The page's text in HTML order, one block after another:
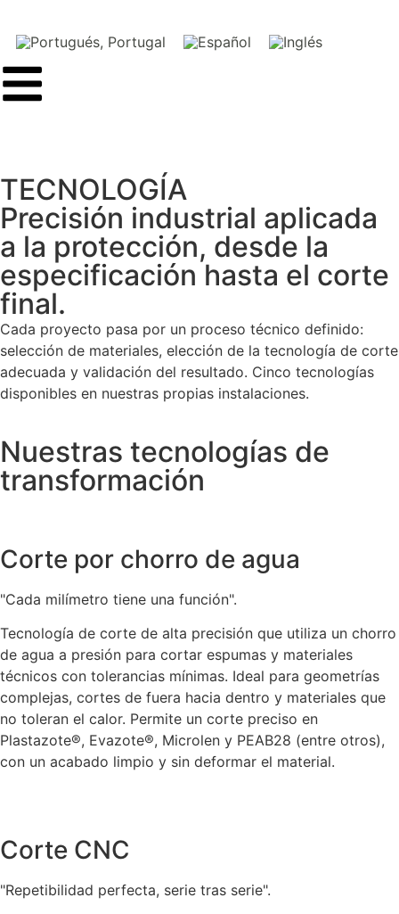
TECNOLOGÍA
Precisión industrial aplicada
a la protección, desde la
especificación hasta el corte
final.
Cada proyecto pasa por un proceso técnico definido:
selección de materiales, elección de la tecnología de corte
adecuada y validación del resultado. Cinco tecnologías
disponibles en nuestras propias instalaciones.
Nuestras tecnologías de
transformación
Corte por chorro de agua
"Cada milímetro tiene una función".
Tecnología de corte de alta precisión que utiliza un chorro
de agua a presión para cortar espumas y materiales
técnicos con tolerancias mínimas. Ideal para geometrías
complejas, cortes de fuera hacia dentro y materiales que
no toleran el calor. Permite un corte preciso en
Plastazote®, Evazote®, Microlen y PEAB28 (entre otros),
con un acabado limpio y sin deformar el material.
Corte CNC
"Repetibilidad perfecta, serie tras serie".